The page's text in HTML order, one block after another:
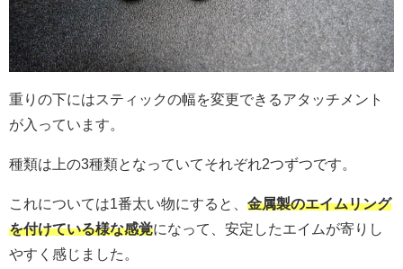
重りの下にはスティックの幅を変更できるアタッチメント
が入っています。
種類は上の3種類となっていてそれぞれ2つずつです。
これについては1番太い物にすると、 金属製のエイムリング
を付けている様な感覚になって、安定したエイムが寄りし
やすく感じました。